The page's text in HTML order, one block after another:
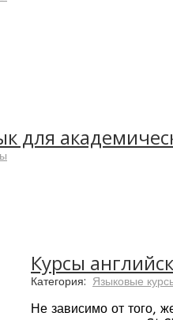
для
Курсы
Категория: Языковые
Не зависимо от того,